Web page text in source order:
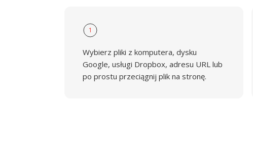
1
Wybierz pliki z komputera, dysku
Google, usługi Dropbox, adresu URL lub
po prostu przeciągnij plik na stronę.